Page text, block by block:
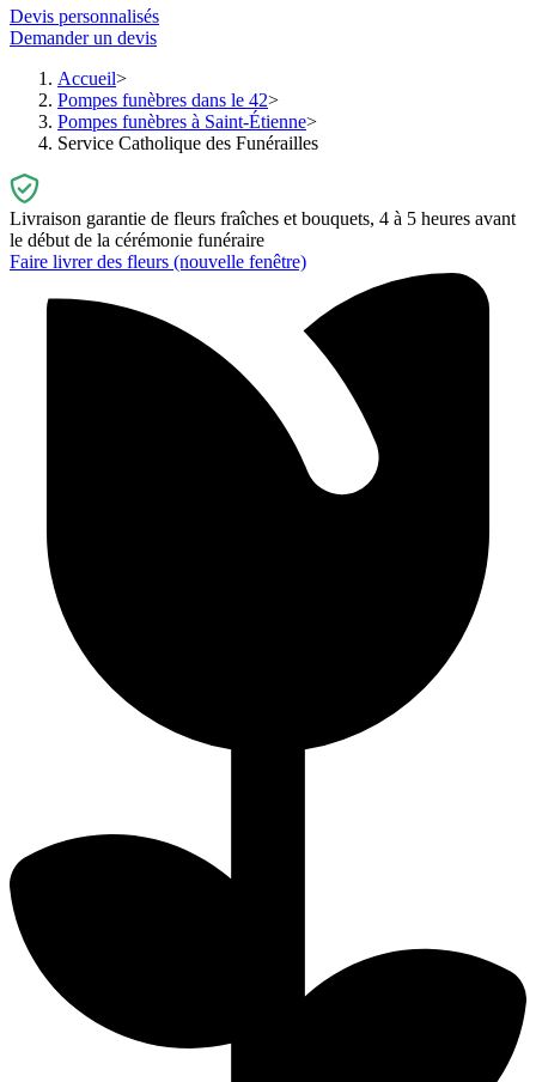
Devis personnalisés
Demander un devis
Accueil
Pompes funèbres dans le 42
Pompes funèbres à Saint-Étienne
Service Catholique des Funérailles
Livraison garantie de fleurs fraîches et bouquets, 4 à 5 heures avant
le début de la cérémonie funéraire
Faire livrer des fleurs (nouvelle fenêtre)